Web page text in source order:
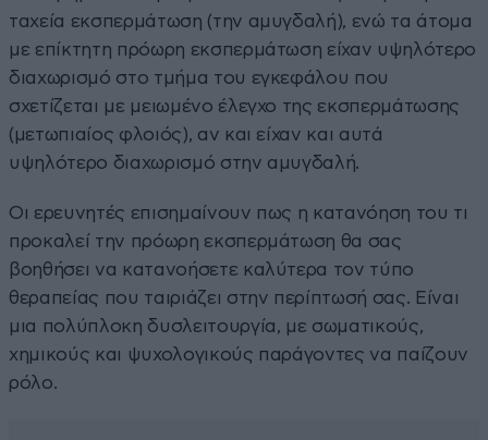
ταχεία εκσπερμάτωση (την αμυγδαλή), ενώ τα άτομα
με επίκτητη πρόωρη εκσπερμάτωση είχαν υψηλότερο
διαχωρισμό στο τμήμα του εγκεφάλου που
σχετίζεται με μειωμένο έλεγχο της εκσπερμάτωσης
(μετωπιαίος φλοιός), αν και είχαν και αυτά
υψηλότερο διαχωρισμό στην αμυγδαλή.
Οι ερευνητές επισημαίνουν πως η κατανόηση του τι
προκαλεί την πρόωρη εκσπερμάτωση θα σας
βοηθήσει να κατανοήσετε καλύτερα τον τύπο
θεραπείας που ταιριάζει στην περίπτωσή σας. Είναι
μια πολύπλοκη δυσλειτουργία, με σωματικούς,
χημικούς και ψυχολογικούς παράγοντες να παίζουν
ρόλο.